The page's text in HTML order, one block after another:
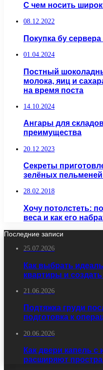
С чем носить
08.12.2022
Покупка бу
01.04.2024
Постный
молока, яиц и
на время поста
14.10.2024
Ангары для
преимущества
20.12.2023
Секреты
зелёных
28.02.2018
Хочу потолстеть:
веса и как его
Последние записи
25.07.2026
Как выбрать
квартиры и
21.06.2026
Подтяжка груди
подготовка к
20.06.2026
Как двери капель
расширяют